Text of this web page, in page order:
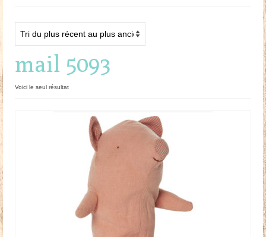
Maileg
Poupées
Doudous
mail 5093
Voici le seul résultat